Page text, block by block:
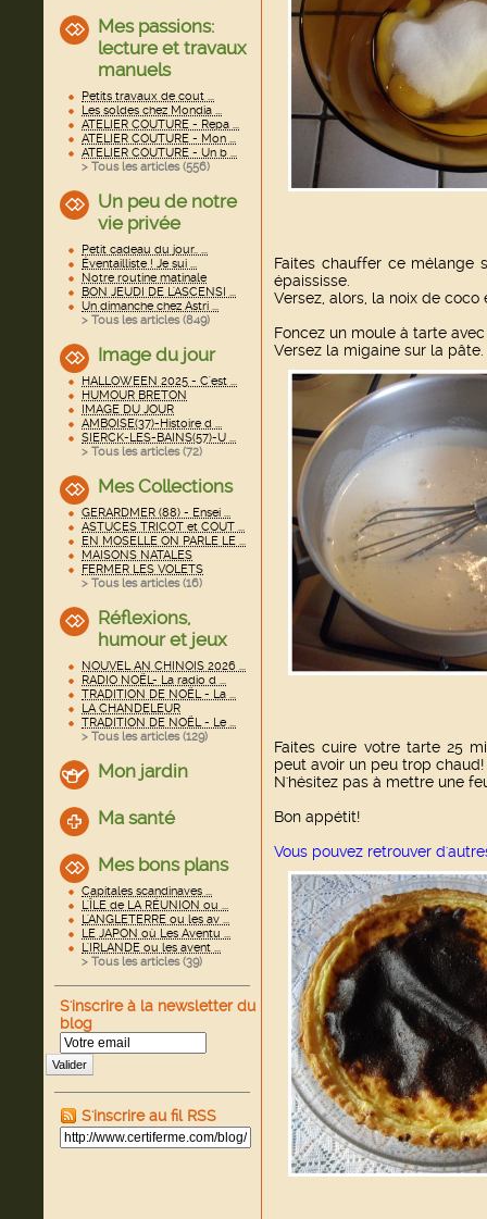
Mes passions:
lecture et travaux
manuels
Petits travaux de cout ...
Les soldes chez Mondia ...
ATELIER COUTURE - Repa ...
ATELIER COUTURE - Mon ...
ATELIER COUTURE - Un b ...
> Tous les articles (556)
Un peu de notre
vie privée
Petit cadeau du jour.. ...
Éventailliste ! Je sui ...
Notre routine matinale
BON JEUDI DE L'ASCENSI ...
Un dimanche chez Astri ...
> Tous les articles (849)
Image du jour
HALLOWEEN 2025 - C'est ...
HUMOUR BRETON
IMAGE DU JOUR
AMBOISE(37)-Histoire d ...
SIERCK-LES-BAINS(57)-U ...
> Tous les articles (72)
Mes Collections
GERARDMER (88) - Ensei ...
ASTUCES TRICOT et COUT ...
EN MOSELLE ON PARLE LE ...
MAISONS NATALES
FERMER LES VOLETS
> Tous les articles (16)
Réflexions,
humour et jeux
NOUVEL AN CHINOIS 2026 ...
RADIO NOËL- La radio d ...
TRADITION DE NOËL - La ...
LA CHANDELEUR
TRADITION DE NOËL - Le ...
> Tous les articles (129)
Mon jardin
Ma santé
Mes bons plans
Capitales scandinaves ...
L'ÎLE de LA RÉUNION ou ...
L'ANGLETERRE ou les av ...
LE JAPON où Les Aventu ...
L'IRLANDE ou les avent ...
> Tous les articles (39)
S'inscrire à la newsletter du
blog
Valider
S'inscrire au fil RSS
Faites chauffer ce mélange
épaississe.
Versez, alors, la noix de coco
Foncez un moule à tarte
Versez la migaine sur la pâte.
Faites cuire votre tarte 25
peut avoir un peu trop chaud!
N'hésitez pas à mettre une
Bon appétit!
Vous pouvez retrouver